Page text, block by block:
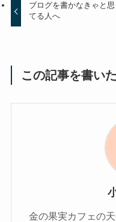
ブログを書かなきゃと思
てる人へ
この記事を書い
金の果実カフェの